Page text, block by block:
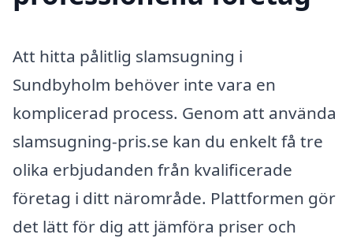
Att hitta pålitlig slamsugning i
Sundbyholm behöver inte vara en
komplicerad process. Genom att använda
slamsugning-pris.se kan du enkelt få tre
olika erbjudanden från kvalificerade
företag i ditt närområde. Plattformen gör
det lätt för dig att jämföra priser och